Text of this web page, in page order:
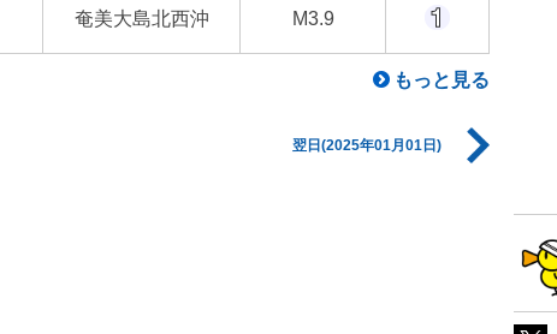
奄美大島北西沖 M3.9
もっと見る
翌日(2025年01月01日)